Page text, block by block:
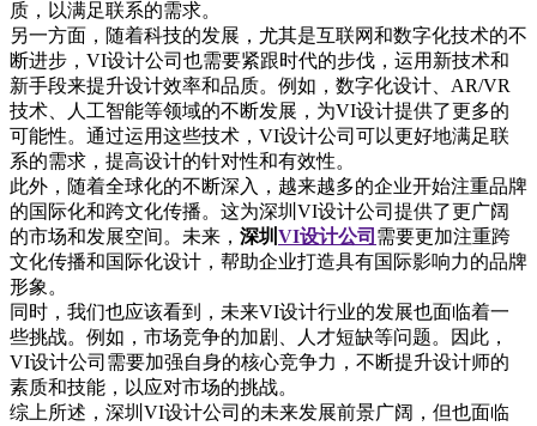
质，以满足联系的需求。
另一方面，随着科技的发展，尤其是互联网和数字化技术的不
断进步，VI设计公司也需要紧跟时代的步伐，运用新技术和
新手段来提升设计效率和品质。例如，数字化设计、AR/VR
技术、人工智能等领域的不断发展，为VI设计提供了更多的
可能性。通过运用这些技术，VI设计公司可以更好地满足联
系的需求，提高设计的针对性和有效性。
此外，随着全球化的不断深入，越来越多的企业开始注重品牌
的国际化和跨文化传播。这为深圳VI设计公司提供了更广阔
的市场和发展空间。未来， 深圳 VI设计公司 需要更加注重跨
文化传播和国际化设计，帮助企业打造具有国际影响力的品牌
形象。
同时，我们也应该看到，未来VI设计行业的发展也面临着一
些挑战。例如，市场竞争的加剧、人才短缺等问题。因此，
VI设计公司需要加强自身的核心竞争力，不断提升设计师的
素质和技能，以应对市场的挑战。
综上所述，深圳VI设计公司的未来发展前景广阔，但也面临